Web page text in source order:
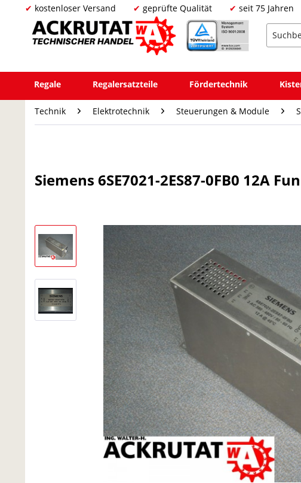
kostenloser Versand geprüfte Qualität seit 75 Jahren
Regale Regalersatzteile Fördertechnik
Technik Elektrotechnik Steuerungen & Module
Siemens 6SE7021-2ES87-0FB0 12A